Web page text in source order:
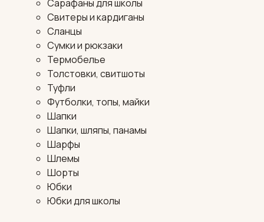
Сарафаны для школы
Свитеры и кардиганы
Сланцы
Сумки и рюкзаки
Термобелье
Толстовки, свитшоты
Туфли
Футболки, топы, майки
Шапки
Шапки, шляпы, панамы
Шарфы
Шлемы
Шорты
Юбки
Юбки для школы